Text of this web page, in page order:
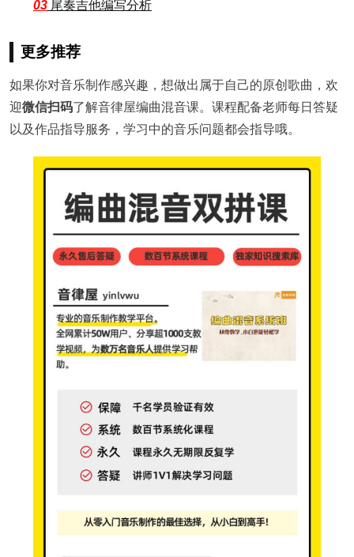
03 尾奏吉他编写分析
更多推荐
如果你对音乐制作感兴趣，想做出属于自己的原创歌曲，欢
迎微信扫码了解音律屋编曲混音课。课程配备老师每日答疑
以及作品指导服务，学习中的音乐问题都会指导哦。